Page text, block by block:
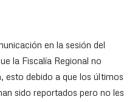
en la sesión del
la Fiscalía Regional no
esto debido a que los últimos
sido reportados pero no les